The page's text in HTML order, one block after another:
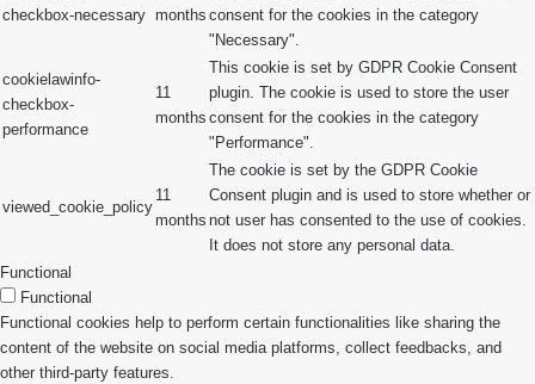
checkbox-necessary months consent for the cookies in the category
"Necessary".
cookielawinfo-
checkbox-
performance
11
months
This cookie is set by GDPR Cookie Consent
plugin. The cookie is used to store the user
consent for the cookies in the category
"Performance".
viewed_cookie_policy
11
months
The cookie is set by the GDPR Cookie
Consent plugin and is used to store whether or
not user has consented to the use of cookies.
It does not store any personal data.
Functional
Functional
Functional cookies help to perform certain functionalities like sharing the
content of the website on social media platforms, collect feedbacks, and
other third-party features.